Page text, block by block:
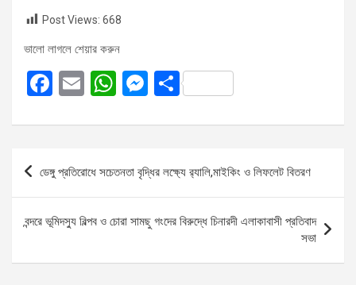
Post Views: 668
ভালো লাগলে শেয়ার করুন
F
ce
o
o
k
E
ail
W
at
A
p
p
M
se
n
g
er
S
ar
Post
navigation
ডেঙ্গু প্রতিরোধে সচেতনতা বৃদ্ধির লক্ষ্যে র‌্যালি,মাইকিং ও লিফলেট বিতরণ
বন্দরে ভূমিদস্যু বিল্পব ও চোরা সামছু গংদের বিরুদ্ধে চিনারদী এলাকাবাসী প্রতিবাদ
সভা